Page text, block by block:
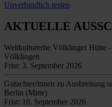
Unverbindlich testen
AKTUELLE
Weltkulturerbe Völklinger Hütte
Völklingen
Frist: 3. September 2026
Gutachter/innen zu Ausbreitung
Berlin (Mitte)
Frist: 10. September 2026